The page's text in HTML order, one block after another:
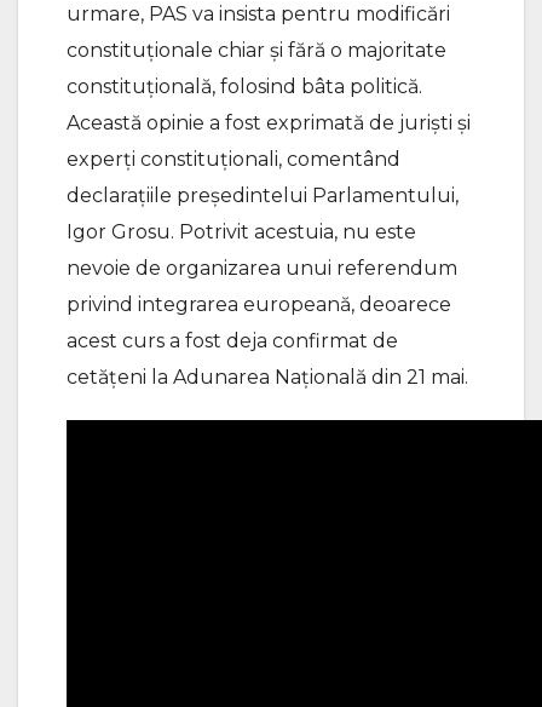
urmare, PAS va insista pentru modificări
constituționale chiar și fără o majoritate
constituțională, folosind bâta politică.
Această opinie a fost exprimată de juriști și
experți constituționali, comentând
declarațiile președintelui Parlamentului,
Igor Grosu. Potrivit acestuia, nu este
nevoie de organizarea unui referendum
privind integrarea europeană, deoarece
acest curs a fost deja confirmat de
cetățeni la Adunarea Națională din 21 mai.